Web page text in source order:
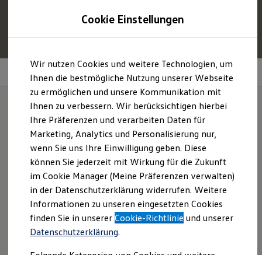
Hauptinhalt
springen
Footer
springen
Profitieren Sie von bis zu6.000 € 1
VolkswagenID. oder
Hybridmodelle.
Mehr zur E‑Auto-Förderung
Modelle und Konfigurator
Konfigurator
Modelle vergleichen
Konfiguration laden
Autosuche
Elektroautos
ENERGY Sondermodelle
Nutzfahrzeuge
SUV und CUV
Familienautos
Kombis
Kompaktwagen
Sportwagen
Schnell verfügbare Fahrzeuge
Angebote und Produkte
Aktuelle Angebote
Keyless Access
Komfortabler Einstieg.
Cookie Einstellungen
Wir nutzen Cookies und weitere Technologien, um
Ihnen die bestmögliche Nutzung unserer Webseite
zu ermöglichen und unsere Kommunikation mit
Ihnen zu verbessern. Wir berücksichtigen hierbei
Ihre Präferenzen und verarbeiten Daten für
Marketing, Analytics und Personalisierung nur,
wenn Sie uns Ihre Einwilligung geben. Diese
können Sie jederzeit mit Wirkung für die Zukunft
im Cookie Manager (Meine Präferenzen verwalten)
in der Datenschutzerklärung widerrufen. Weitere
Informationen zu unseren eingesetzten Cookies
finden Sie in unsererCookie-Richtlinie und unserer
Datenschutzerklärung.